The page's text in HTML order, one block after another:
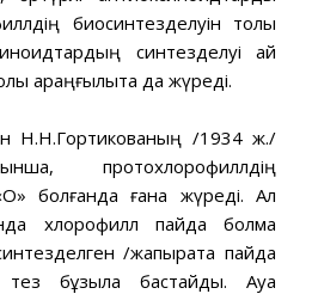
биосинтезделуін толық
синтезделуі қай
қараңғылықта да жүреді.
Н.Н.Гортикованың /1934 ж./
протохлорофиллдің
болғанда ғана жүреді. Ал
хлорофилл пайда болмақ
/жапырақта пайда
тез бұзыла бастайды. Ауа